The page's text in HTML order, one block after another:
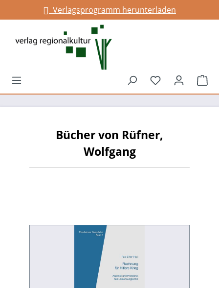
springenVerlagsprogramm herunterladen
Du hast 0
Bücher von Rüfner,
Wolfgang